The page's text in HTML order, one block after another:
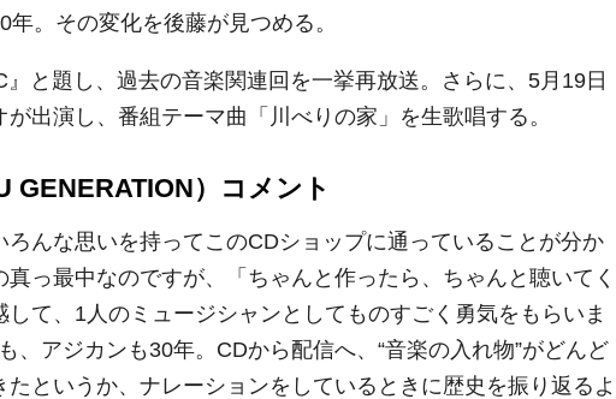
。その変化を後藤が見つめる。
と題し、過去の音楽関連回を一挙再放送。さらに、5月19日
出演し、番組テーマ曲「川べりの家」を生歌唱する。
GENERATION）コメント
んな思いを持ってこのCDショップに通っていることが分か
っ最中なのですが、「ちゃんと作ったら、ちゃんと聴いてく
て、1人のミュージシャンとしてものすごく勇気をもらいま
、アジカンも30年。CDから配信へ、“音楽の入れ物”がどんど
というか、ナレーションをしているときに歴史を振り返るよ